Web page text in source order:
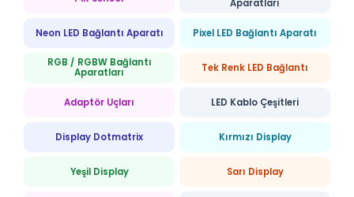
Aparatları
Neon LED Bağlantı Aparatı Pixel LED Bağlantı Aparatı
RGB / RGBW Bağlantı
Aparatları
Tek Renk LED Bağlantı
Adaptör Uçları LED Kablo Çeşitleri
Display Dotmatrix Kırmızı Display
Yeşil Display Sarı Display